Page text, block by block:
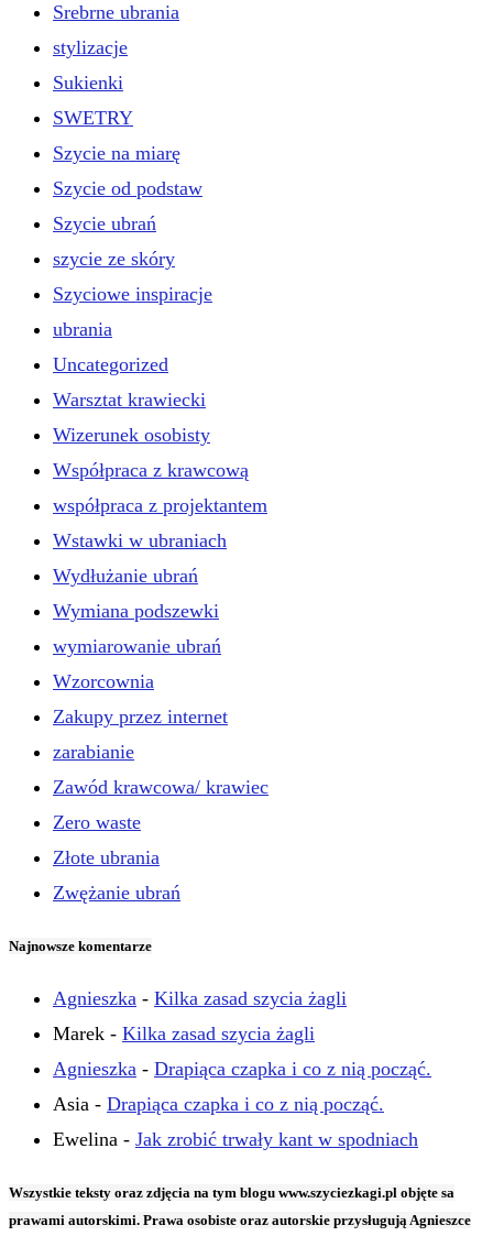
Srebrne ubrania
stylizacje
Sukienki
SWETRY
Szycie na miarę
Szycie od podstaw
Szycie ubrań
szycie ze skóry
Szyciowe inspiracje
ubrania
Uncategorized
Warsztat krawiecki
Wizerunek osobisty
Współpraca z krawcową
współpraca z projektantem
Wstawki w ubraniach
Wydłużanie ubrań
Wymiana podszewki
wymiarowanie ubrań
Wzorcownia
Zakupy przez internet
zarabianie
Zawód krawcowa/ krawiec
Zero waste
Złote ubrania
Zwężanie ubrań
Najnowsze komentarze
Agnieszka - Kilka zasad szycia żagli
Marek - Kilka zasad szycia żagli
Agnieszka - Drapiąca czapka i co z nią począć.
Asia - Drapiąca czapka i co z nią począć.
Ewelina - Jak zrobić trwały kant w spodniach
Wszystkie teksty oraz zdjęcia na tym blogu www.szyciezkagi.pl objęte sa
prawami autorskimi. Prawa osobiste oraz autorskie przysługują Agnieszce